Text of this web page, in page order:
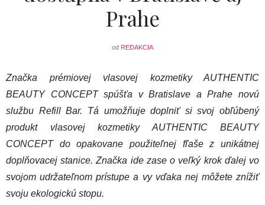
Prahe
od REDAKCIA
Značka prémiovej vlasovej kozmetiky AUTHENTIC
BEAUTY CONCEPT spúšťa v Bratislave a Prahe novú
službu Refill Bar. Tá umožňuje doplniť si svoj obľúbený
produkt vlasovej kozmetiky AUTHENTIC BEAUTY
CONCEPT do opakovane použiteľnej fľaše z unikátnej
doplňovacej stanice. Značka ide zase o veľký krok ďalej vo
svojom udržateľnom prístupe a vy vďaka nej môžete znížiť
svoju ekologickú stopu.